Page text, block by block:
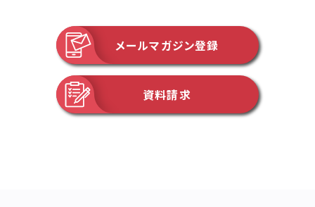
メールマガジン登録
資料請求